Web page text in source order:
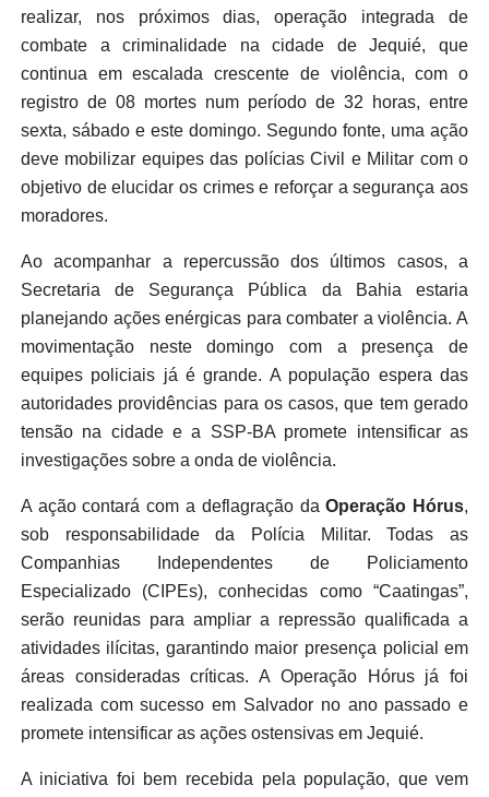
realizar, nos próximos dias, operação integrada de
combate a criminalidade na cidade de Jequié, que
continua em escalada crescente de violência, com o
registro de 08 mortes num período de 32 horas, entre
sexta, sábado e este domingo. Segundo fonte, uma ação
deve mobilizar equipes das polícias Civil e Militar com o
objetivo de elucidar os crimes e reforçar a segurança aos
moradores.
Ao acompanhar a repercussão dos últimos casos, a
Secretaria de Segurança Pública da Bahia estaria
planejando ações enérgicas para combater a violência. A
movimentação neste domingo com a presença de
equipes policiais já é grande. A população espera das
autoridades providências para os casos, que tem gerado
tensão na cidade e a SSP-BA promete intensificar as
investigações sobre a onda de violência.
A ação contará com a deflagração daOperação Hórus,
sob responsabilidade da Polícia Militar. Todas as
Companhias Independentes de Policiamento
Especializado (CIPEs), conhecidas como “Caatingas”,
serão reunidas para ampliar a repressão qualificada a
atividades ilícitas, garantindo maior presença policial em
áreas consideradas críticas. A Operação Hórus já foi
realizada com sucesso em Salvador no ano passado e
promete intensificar as ações ostensivas em Jequié.
A iniciativa foi bem recebida pela população, que vem